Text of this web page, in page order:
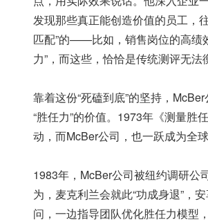
发现那些真正能创造价值的员工，
匹配”的——比如，销售岗位的高绩
力”，而这些，恰恰是传统测评无法
靠着这份“死磕到底”的坚持，
“胜任力”的价值。1973年《测量胜
动，而McBer公司，也一跃成为全
1983年，McBer公司被纽约调研公
为，麦克利兰会就此“功成身退”
问，一边指导团队优化胜任力模型